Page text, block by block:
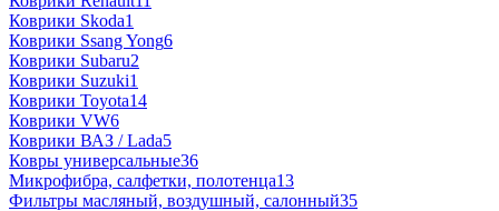
Коврики Skoda1
Коврики Ssang Yong6
Коврики Subaru2
Коврики Suzuki1
Коврики Toyota14
Коврики VW6
Коврики ВАЗ / Lada5
Ковры универсальные36
Микрофибра, салфетки, полотенца13
Фильтры масляный, воздушный, салонный35